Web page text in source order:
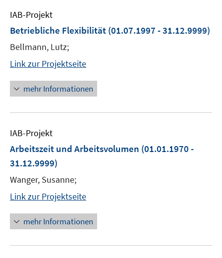
IAB-Projekt
Betriebliche Flexibilität (01.07.1997 - 31.12.9999)
Bellmann, Lutz;
Link zur Projektseite
mehr Informationen
IAB-Projekt
Arbeitszeit und Arbeitsvolumen (01.01.1970 -
31.12.9999)
Wanger, Susanne;
Link zur Projektseite
mehr Informationen